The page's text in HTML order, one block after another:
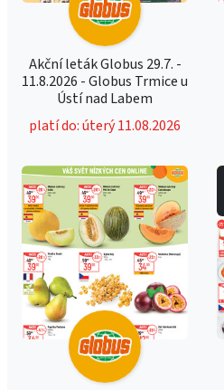
Akční leták Globus 29.7. -
11.8.2026 - Globus Trmice u
Ústí nad Labem
platí do: úterý 11.08.2026